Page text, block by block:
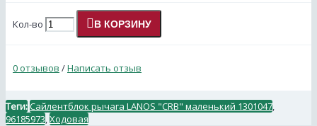
Кол-во В КОРЗИНУ
0 отзывов /Написать отзыв
Теги:Сайлентблок рычага LANOS "CRB" маленький 1301047
96185973 Ходовая